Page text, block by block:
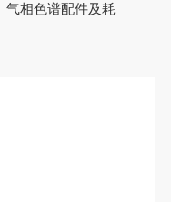
气相色谱配件及耗